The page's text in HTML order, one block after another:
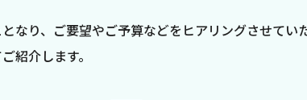
なり、ご要望やご予算などをヒアリングさせてい
紹介します。